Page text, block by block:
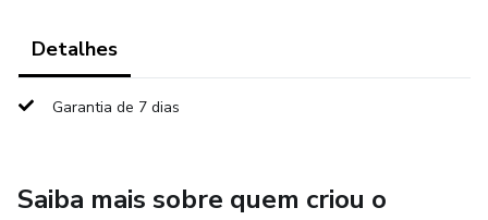
Detalhes
Garantia de 7 dias
Saiba mais sobre quem criou o